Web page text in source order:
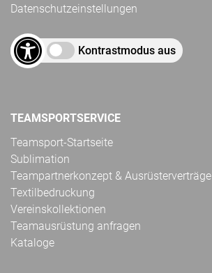
Datenschutzeinstellungen
Kontrastmodus aus
TEAMSPORTSERVICE
Teamsport-Startseite
Sublimation
Teampartnerkonzept & Ausrüsterverträge
Textilbedruckung
Vereinskollektionen
Teamausrüstung anfragen
Kataloge